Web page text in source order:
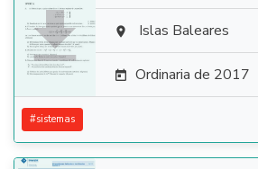
  Islas Baleares
 Ordinaria de 2017
#sistemas